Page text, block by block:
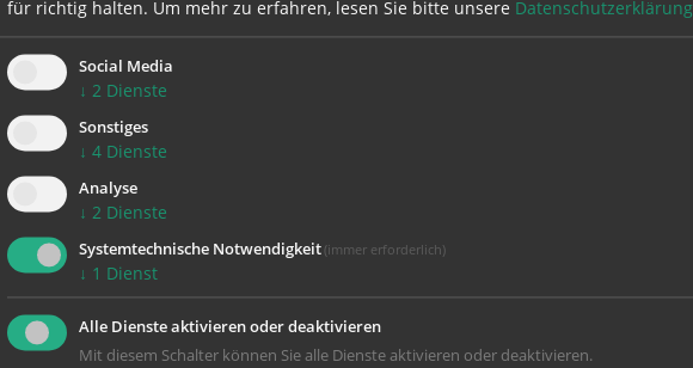
für richtig halten. Um mehr zu erfahren, lesen Sie bitte unsere Datenschutzerklärung
Social Media
↓ 2 Dienste
Sonstiges
↓ 4 Dienste
Analyse
↓ 2 Dienste
Systemtechnische Notwendigkeit (immer erforderlich)
↓ 1 Dienst
Alle Dienste aktivieren oder deaktivieren
Mit diesem Schalter können Sie alle Dienste aktivieren oder deaktivieren.